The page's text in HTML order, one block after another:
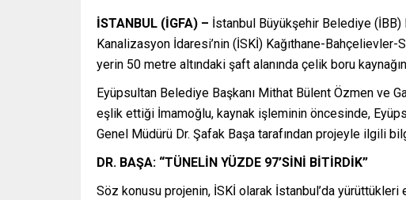
İSTANBUL (İGFA) – İstanbul Büyükşehir Belediye (İBB)
Kanalizasyon İdaresi’nin (İSKİ) Kağıthane-
yerin 50 metre altındaki şaft alanında çelik boru
Eyüpsultan Belediye Başkanı Mithat Bülent Özmen ve
eşlik ettiği İmamoğlu, kaynak işleminin öncesinde,
Genel Müdürü Dr. Şafak Başa tarafından projeyle ilgili
DR. BAŞA: “TÜNELİN YÜZDE 97’SİNİ BİTİRDİK”
Söz konusu projenin, İSKİ olarak İstanbul’da